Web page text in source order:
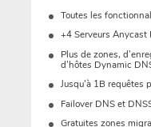
Toutes les
+4 Serveurs Anycast
Plus de zones,
d’hôtes Dynamic
Jusqu'à 1B requêtes
Failover DNS et
Gratuites zones